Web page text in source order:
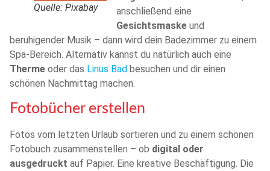
Quelle: Pixabay
anschließend eine
Gesichtsmaske und
beruhigender Musik – dann wird dein Badezimmer zu einem
Spa-Bereich. Alternativ kannst du natürlich auch eine
Therme oder das Linus Bad besuchen und dir einen
schönen Nachmittag machen.
Fotobücher erstellen
Fotos vom letzten Urlaub sortieren und zu einem schönen
Fotobuch zusammenstellen – ob digital oder
ausgedruckt auf Papier. Eine kreative Beschäftigung. Die